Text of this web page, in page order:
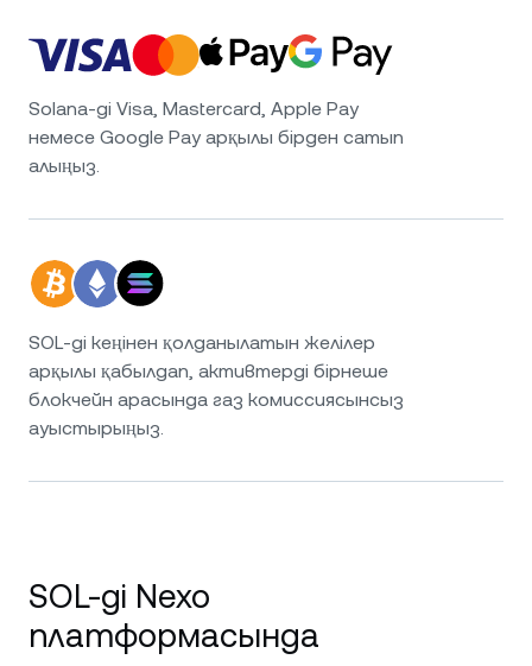
Solana-ді Visa, Mastercard, Apple Pay
немесе Google Pay арқылы бірден сатып
алыңыз.
SOL-ді кеңінен қолданылатын желілер
арқылы қабылдап, активтерді бірнеше
блокчейн арасында газ комиссиясынсыз
ауыстырыңыз.
SOL-ді Nexo
платформасында